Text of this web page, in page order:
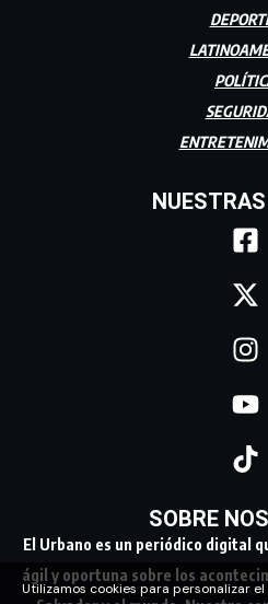
SOBRE
El Urbano es un periódico digital
ágil y oportuna sobre los
Utilizamos cookies para personalizar